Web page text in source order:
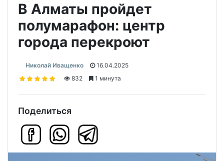
В Алматы пройдет
полумарафон: центр
города перекроют
Николай Иващенко
16.04.2025
832
1 минута
Поделиться